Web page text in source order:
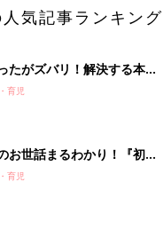
気記事ランキング
たがズバリ！解決する本
ラブ 夏号』 4カ月～2才
育児
お世話まるわかり！『初め
クラブ 夏号』〈巻頭大特
育児